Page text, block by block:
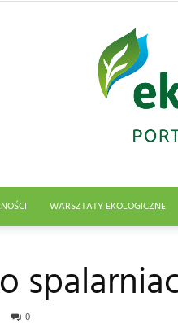
WARSZTATY EKOLOGICZNE
0